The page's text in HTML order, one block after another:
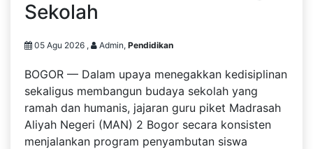
Sekolah
05 Agu 2026 , Admin, Pendidikan
BOGOR — Dalam upaya menegakkan kedisiplinan
sekaligus membangun budaya sekolah yang
ramah dan humanis, jajaran guru piket Madrasah
Aliyah Negeri (MAN) 2 Bogor secara konsisten
menjalankan program penyambutan siswa